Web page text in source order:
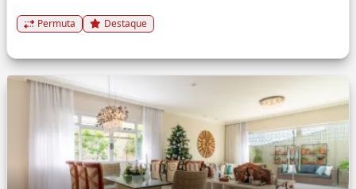
Permuta Destaque